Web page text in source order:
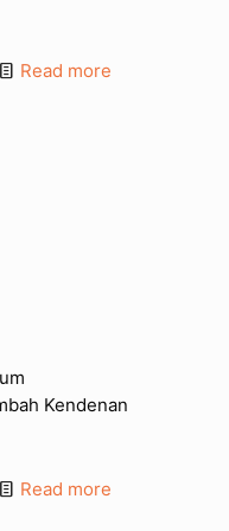
Read more
Kendenan
Read more